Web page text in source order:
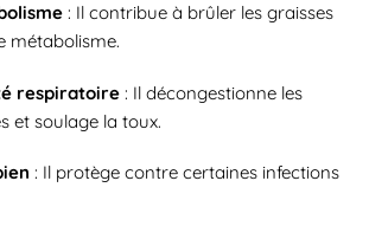
: Il contribue à brûler les graisses
métabolisme.
respiratoire : Il décongestionne les
et soulage la toux.
: Il protège contre certaines infections